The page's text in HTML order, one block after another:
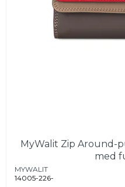
MyWalit Zip
med
MYWALIT
14005-226-